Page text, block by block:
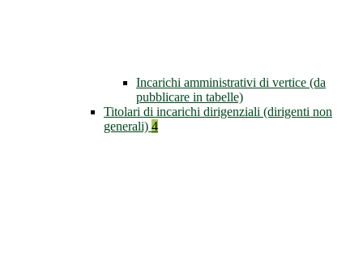
Incarichi amministrativi di vertice (da
pubblicare in tabelle)
Titolari di incarichi dirigenziali (dirigenti non
generali) 4